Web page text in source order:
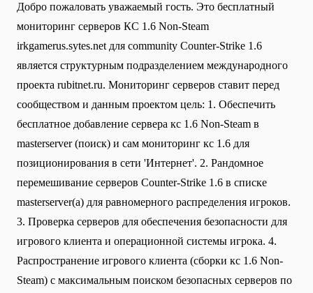
Добро пожаловать уважаемый гость. Это бесплатный
мониторинг серверов КС 1.6 Non-Steam
irkgamerus.sytes.net для community Сounter-Strike 1.6
является структурным подразделением международного
проекта rubitnet.ru. Мониторинг серверов ставит перед
сообществом и данным проектом цель: 1. Обеспечить
бесплатное добавление сервера кс 1.6 Non-Steam в
masterserver (поиск) и сам мониторинг кс 1.6 для
позиционирования в сети 'Интернет'. 2. Рандомное
перемешивание серверов Counter-Strike 1.6 в списке
masterserver(а) для равномерного распределения игроков.
3. Проверка серверов для обеспечения безопасности для
игрового клиента и операционной системы игрока. 4.
Распространение игрового клиента (сборки кс 1.6 Non-
Steam) с максимальным поиском безопасных серверов по